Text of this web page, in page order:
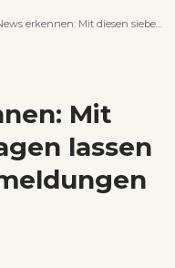
Mit diesen sieben Fragen lassen sich viele Falschmeldungen entlarven
Mit
lassen